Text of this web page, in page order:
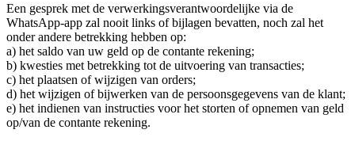
Een gesprek met de verwerkingsverantwoordelijke via de
WhatsApp-app zal nooit links of bijlagen bevatten, noch zal het
onder andere betrekking hebben op:
a) het saldo van uw geld op de contante rekening;
b) kwesties met betrekking tot de uitvoering van transacties;
c) het plaatsen of wijzigen van orders;
d) het wijzigen of bijwerken van de persoonsgegevens van de klant;
e) het indienen van instructies voor het storten of opnemen van geld
op/van de contante rekening.